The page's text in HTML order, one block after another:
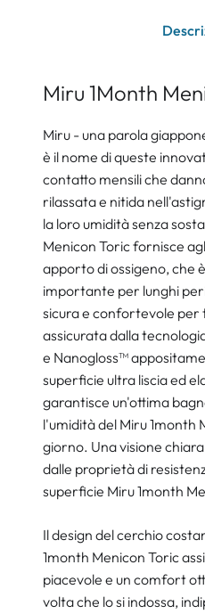
Miru 1Month
Miru - una parola
è il nome di queste
contatto mensili che
rilassata e nitida
la loro umidità senza
Menicon Toric fornisce
apporto di ossigeno, che
importante per lunghi
sicura e confortevole per
assicurata dalla
e Nanogloss™
superficie ultra liscia ed
garantisce un'ottima
l'umidità del Miru 1month
giorno. Una visione
dalle proprietà di
superficie Miru 1month
Il design del cerchio
1month Menicon Toric
piacevole e un comfort
volta che lo si indossa,